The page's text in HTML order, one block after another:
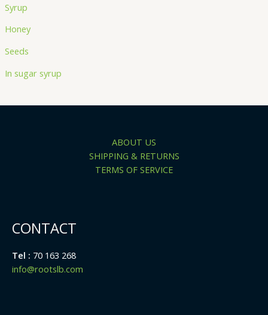
Syrup
Honey
Seeds
In sugar syrup
ABOUT US
SHIPPING & RETURNS
TERMS OF SERVICE
CONTACT
Tel : 70 163 268
info@rootslb.com